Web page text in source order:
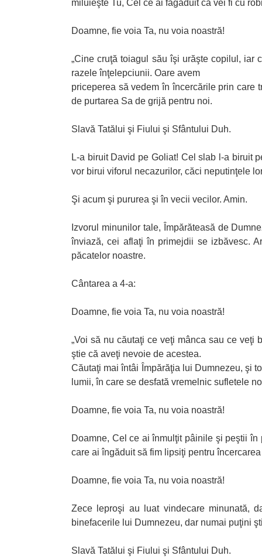
miluieşte Tu, Cel ce ai făgăduit că vei fi cu
Doamne, fie voia Ta, nu voia noastră!
„Cine cruţă toiagul său îşi urăşte copilul, iar
razele înţelepciunii. Oare avem
priceperea să vedem în încercările prin care
de purtarea Sa de grijă pentru noi.
Slavă Tatălui şi Fiului şi Sfântului Duh.
L-a biruit David pe Goliat! Cel slab l-a biruit
vor birui viforul necazurilor, căci neputinţele
Şi acum şi pururea şi în vecii vecilor. Amin.
Izvorul minunilor tale, Împărăteasă de
înviază, cei aflaţi în primejdii se izbăvesc.
păcatelor noastre.
Cântarea a 4-a:
Doamne, fie voia Ta, nu voia noastră!
„Voi să nu căutaţi ce veţi mânca sau ce
ştie că aveţi nevoie de acestea.
Căutaţi mai întâi Împărăţia lui Dumnezeu, şi
lumii, în care se desfată vremelnic sufletele
Doamne, fie voia Ta, nu voia noastră!
Doamne, Cel ce ai înmulţit pâinile şi peştii
care ai îngăduit să fim lipsiţi pentru
Doamne, fie voia Ta, nu voia noastră!
Zece leproşi au luat vindecare minunată,
binefacerile lui Dumnezeu, dar numai puţini
Slavă Tatălui şi Fiului şi Sfântului Duh.